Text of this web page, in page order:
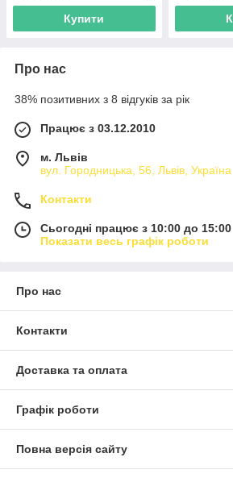
Купити
Про нас
38% позитивних з 8 відгуків за рік
Працює з 03.12.2010
м. Львів
вул. Городницька, 56, Львів, Україна
Контакти
Сьогодні працює з 10:00 до 15:00
Показати весь графік роботи
Про нас
Контакти
Доставка та оплата
Графік роботи
Повна версія сайту